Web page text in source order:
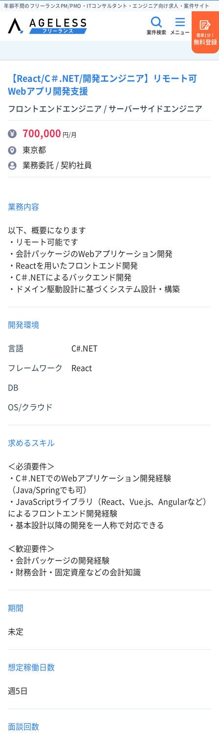
年齢不問のフリーランスPM/PMO・ITコンサルタント・エンジニア向け求人・案件サイト
案件検索 メニュー
簡単1分！
無料登録
【React/C＃.NET/開発エンジニア】リモート可
Webアプリ開発支援
フロントエンドエンジニア / サーバーサイドエンジニア
700,000 円/月
東京都
業務委託 / 契約社員
業務内容
以下、概要になります
・リモート可能です
・会計パッケージのWebアプリケーション開発
・Reactを用いたフロントエンド開発
・C＃.NETによるバックエンド開発
・ドメイン駆動設計に基づくシステム設計・構築
開発環境
言語 C#.NET
フレームワーク React
DB
OS/クラウド
求めるスキル
＜必須要件＞
・C＃.NETでのWebアプリケーション開発経験
（Java/Springでも可）
・JavaScriptライブラリ（React、Vue.js、Angularなど）
によるフロントエンド開発経験
・基本設計以降の開発を一人称で対応できる
＜歓迎要件＞
・会計パッケージの開発経験
・財務会計・固定資産などの会計知識
期間
未定
想定稼働日数
週5日
面談回数